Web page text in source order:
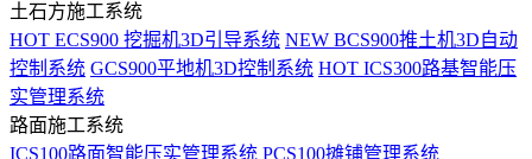
土石方施工系统
HOT ECS900 挖掘机3D引导系统 NEW BCS900推土机3D自动
控制系统 GCS900平地机3D控制系统 HOT ICS300路基智能压
实管理系统
路面施工系统
ICS100路面智能压实管理系统 PCS100摊铺管理系统